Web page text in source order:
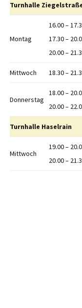
Turnhalle
Montag
16.00 –
17.30 –
20.00 –
Mittwoch 18.30 –
Donnerstag
18.00 –
20.00 –
Turnhalle Haselrain
Mittwoch
19.00 –
20.00 –